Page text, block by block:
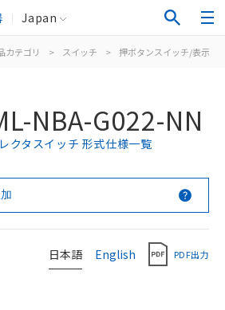
Japan
カテゴリ > スイッチ > 押ボタンスイッチ/表示灯
NBA-G022-NN
クタスイッチ 形式仕様一覧
日本語 English PDF出力